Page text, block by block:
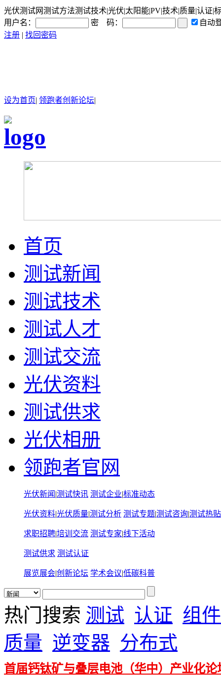
光伏测试网测试方法测试技术|光伏|太阳能|PV|技术|质量|认证|
用户名：
密 码：
自动
注册 | 找回密码
设为首页| 领跑者创新论坛|
首页
测试新闻
测试技术
测试人才
测试交流
光伏资料
测试供求
光伏相册
领跑者官网
光伏新闻 |测试快讯 测试企业|标准动态
光伏资料|光伏质量|测试分析 测试专题|测试咨询|测试热贴
求职招聘|培训交流 测试专家|线下活动
测试供求 测试认证
展览展会|创新论坛 学术会议|低碳科普
热门搜索 测试 认证 组件
质量 逆变器 分布式
首届钙钛矿与叠层电池（华中）产业化论